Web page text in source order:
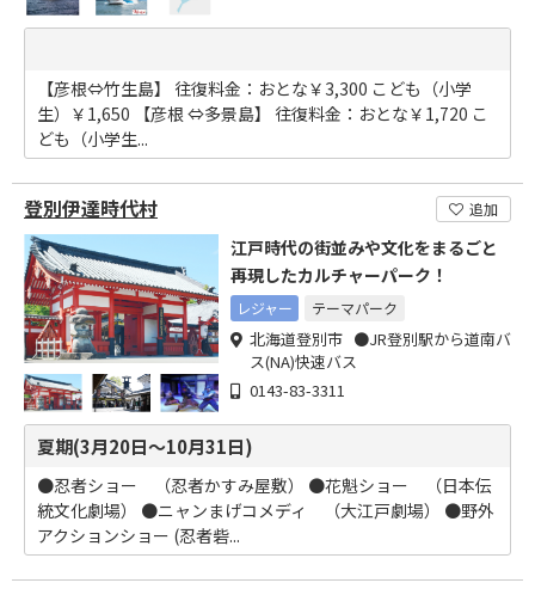
【彦根⇔竹生島】 往復料金：おとな￥3,300 こども（小学
生）￥1,650 【彦根 ⇔多景島】 往復料金：おとな￥1,720 こ
ども（小学生...
登別伊達時代村 追加
江戸時代の街並みや文化をまるごと
再現したカルチャーパーク！
レジャー テーマパーク
北海道登別市 ●JR登別駅から道南バ
ス(NA)快速バス
0143-83-3311
夏期(3月20日～10月31日)
●忍者ショー （忍者かすみ屋敷） ●花魁ショー （日本伝
統文化劇場） ●ニャンまげコメディ （大江戸劇場） ●野外
アクションショー (忍者砦...